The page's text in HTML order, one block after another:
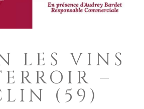
LES VINS
–
(59)